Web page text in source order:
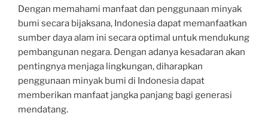
Dengan memahami manfaat dan penggunaan minyak
bumi secara bijaksana, Indonesia dapat memanfaatkan
sumber daya alam ini secara optimal untuk mendukung
pembangunan negara. Dengan adanya kesadaran akan
pentingnya menjaga lingkungan, diharapkan
penggunaan minyak bumi di Indonesia dapat
memberikan manfaat jangka panjang bagi generasi
mendatang.